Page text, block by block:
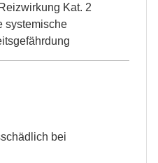
Kat. 2
systemische
bei